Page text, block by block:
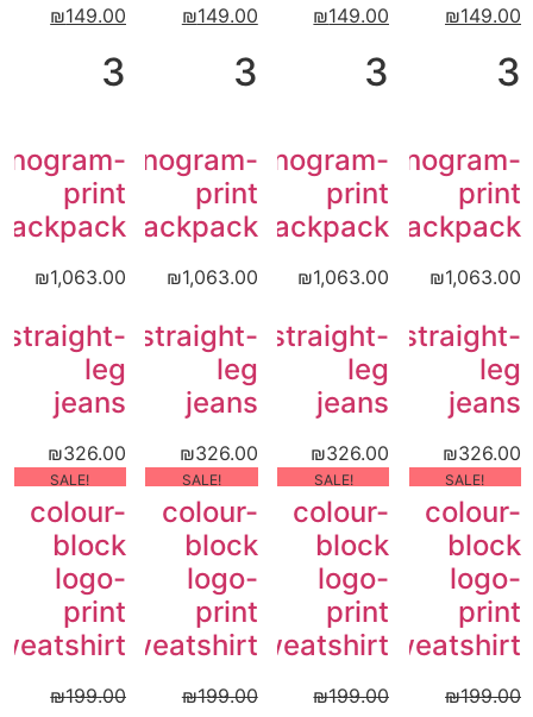
₪149.00
3
Monogram-
print
backpack
₪1,063.00
straight-
leg
jeans
₪326.00
!SALE
colour-
block
logo-
print
sweatshirt
₪199.00
₪149.00
3
Monogram-
print
backpack
₪1,063.00
straight-
leg
jeans
₪326.00
!SALE
colour-
block
logo-
print
sweatshirt
₪199.00
₪149.00
3
Monogram-
print
backpack
₪1,063.00
straight-
leg
jeans
₪326.00
!SALE
colour-
block
logo-
print
sweatshirt
₪199.00
₪149.00
3
print
₪1,063.00
straight-
leg
jeans
₪326.00
!SALE
colour-
block
logo-
print
₪199.00